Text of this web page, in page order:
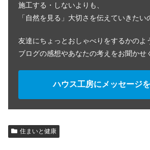
施工する・しないよりも、
「自然を見る」大切さを伝えていきたい
友達にちょっとおしゃべりをするかのよ
ブログの感想やあなたの考えをお聞かせ
ハウス工房にメッセージ
住まいと健康